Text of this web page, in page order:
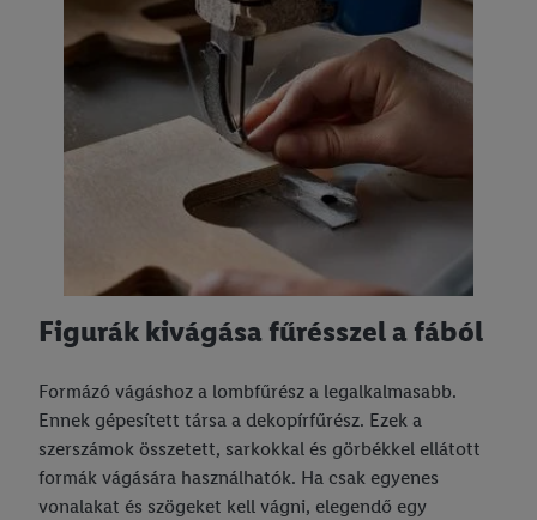
Figurák kivágása fűrésszel a fából
Formázó vágáshoz a lombfűrész a legalkalmasabb.
Ennek gépesített társa a dekopírfűrész. Ezek a
szerszámok összetett, sarkokkal és görbékkel ellátott
formák vágására használhatók. Ha csak egyenes
vonalakat és szögeket kell vágni, elegendő egy